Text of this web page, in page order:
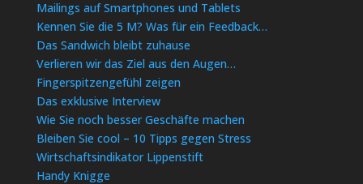
Mailings auf Smartphones und Tablets
Kennen Sie die 5 M? Was für ein Feedback…
Das Sandwich bleibt zuhause
Verlieren wir das Ziel aus den Augen…
Fingerspitzengefühl zeigen
Das exklusive Interview
Wie Sie noch besser Geschäfte machen
Bleiben Sie cool – 10 Tipps gegen Stress
Wirtschaftsindikator Lippenstift
Handy Knigge